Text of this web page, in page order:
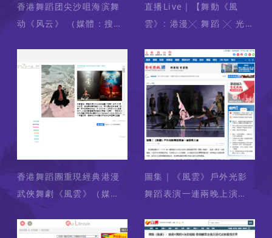
香港舞蹈团尖沙咀海滨舞
动《风云》 （媒體：搜狐
直播Live｜【舞動《風
雲》: 港漫╳ 舞蹈 ╳ 光影
（媒體：點新聞） 2025-
01-11
香港舞蹈團重現經典港漫
武俠舞劇《風雲》（媒
01-11
圖集｜《風雲》戶外光影
舞蹈表演一連兩晚上演
Commercial Daily / 香